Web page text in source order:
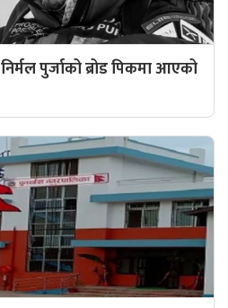
निर्मल पुर्जाको ब्रोड पिकमा आएको